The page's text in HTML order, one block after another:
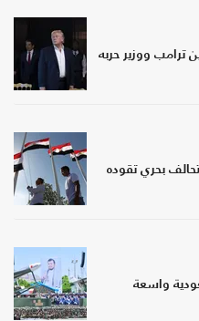
ترامب ووزير حربه
بحري تقوده
واسعة